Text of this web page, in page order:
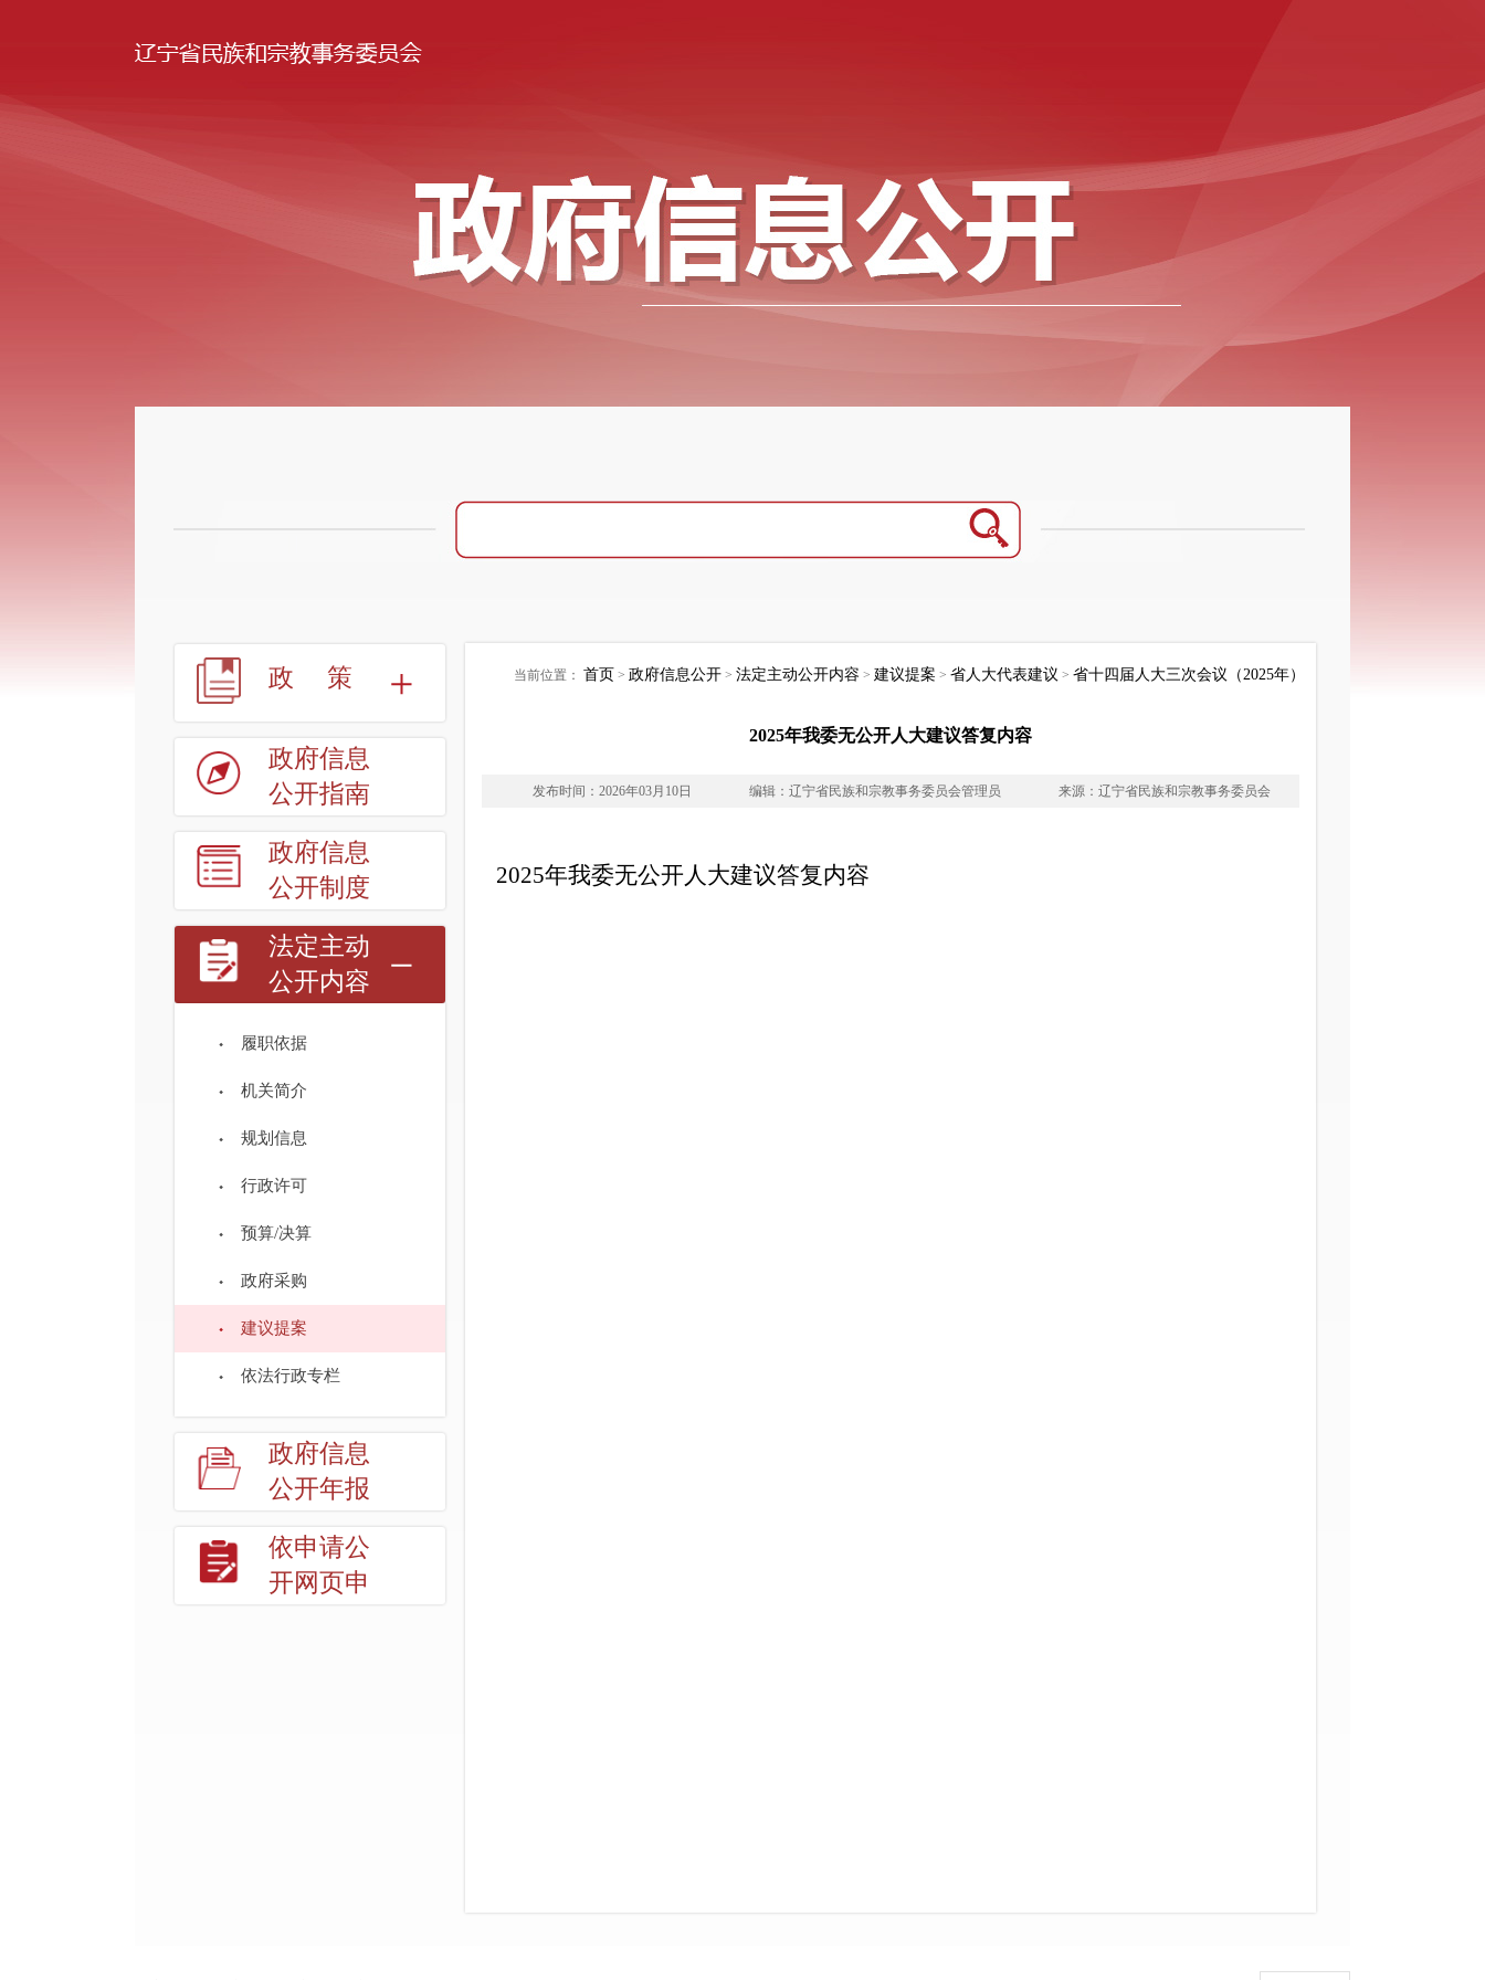
政策
政府信息
公开指南
政府信息
公开制度
法定主动
公开内容
履职依据
机关简介
规划信息
行政许可
预算/决算
政府采购
建议提案
依法行政专栏
政府信息
公开年报
依申请公
开网页申
当前位置： 首页 > 政府信息公开 > 法定主动公开内容 > 建议提案 > 省人大代表建议 > 省十四届人大三次会议（2025年）
2025年我委无公开人大建议答复内容
发布时间：2026年03月10日 编辑：辽宁省民族和宗教事务委员会管理员 来源：辽宁省民族和宗教事务委员会
2025年我委无公开人大建议答复内容